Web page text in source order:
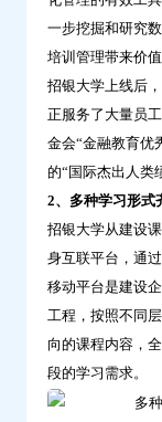
一步挖掘和研究
培训管理带来价值
招银大学上线后
正服务了大量员
金会“金融教育优
的“国际杰出人类
2、多种学习形式
招银大学从建设
身互联平台，通
移动平台是建设
工程，按照不同
向的课程内容，
段的学习需求。